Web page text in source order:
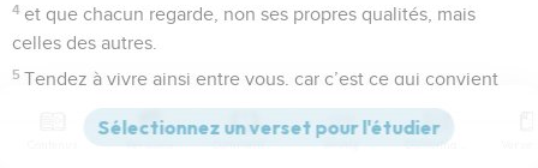
4 et que chacun regarde, non ses propres qualités, mais
celles des autres.
5 Tendez à vivre ainsi entre vous, car c’est ce qui convient
quand on est uni à Jésus-Christ.
Lui qui, dès l’origine, était de condition divine, ne chercha
Versions Commentaires Strong